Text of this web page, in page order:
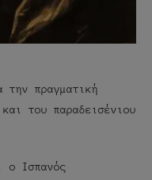
την πραγματική
του παραδεισένιου
ο Ισπανός